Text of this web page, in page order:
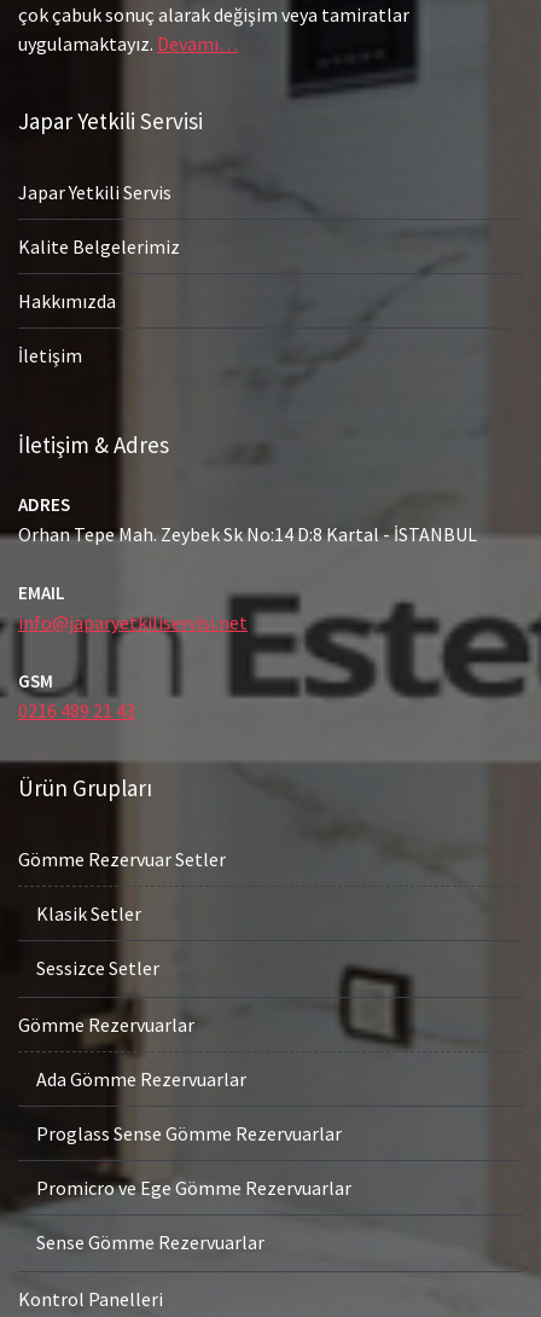
çok çabuk sonuç alarak değişim veya tamiratlar
uygulamaktayız. Devamı…
Japar Yetkili Servisi
Japar Yetkili Servis
Kalite Belgelerimiz
Hakkımızda
İletişim
İletişim & Adres
ADRES
Orhan Tepe Mah. Zeybek Sk No:14 D:8 Kartal - İSTANBUL
EMAIL
info@japaryetkiliservisi.net
GSM
0216 489 21 43
Ürün Grupları
Gömme Rezervuar Setler
Klasik Setler
Sessizce Setler
Gömme Rezervuarlar
Ada Gömme Rezervuarlar
Proglass Sense Gömme Rezervuarlar
Promicro ve Ege Gömme Rezervuarlar
Sense Gömme Rezervuarlar
Kontrol Panelleri